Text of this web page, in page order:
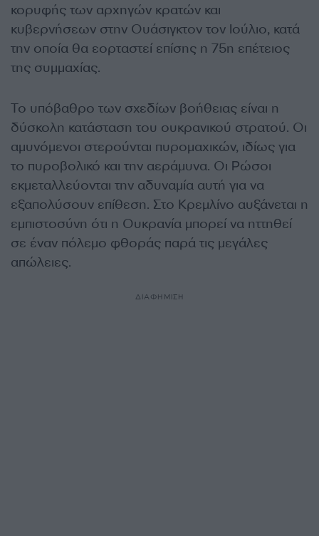
κορυφής των αρχηγών κρατών και
κυβερνήσεων στην Ουάσιγκτον τον Ιούλιο, κατά
την οποία θα εορταστεί επίσης η 75η επέτειος
της συμμαχίας.
Το υπόβαθρο των σχεδίων βοήθειας είναι η
δύσκολη κατάσταση του ουκρανικού στρατού. Οι
αμυνόμενοι στερούνται πυρομαχικών, ιδίως για
το πυροβολικό και την αεράμυνα. Οι Ρώσοι
εκμεταλλεύονται την αδυναμία αυτή για να
εξαπολύσουν επίθεση. Στο Κρεμλίνο αυξάνεται η
εμπιστοσύνη ότι η Ουκρανία μπορεί να ηττηθεί
σε έναν πόλεμο φθοράς παρά τις μεγάλες
απώλειες.
ΔΙΑΦΗΜΙΣΗ